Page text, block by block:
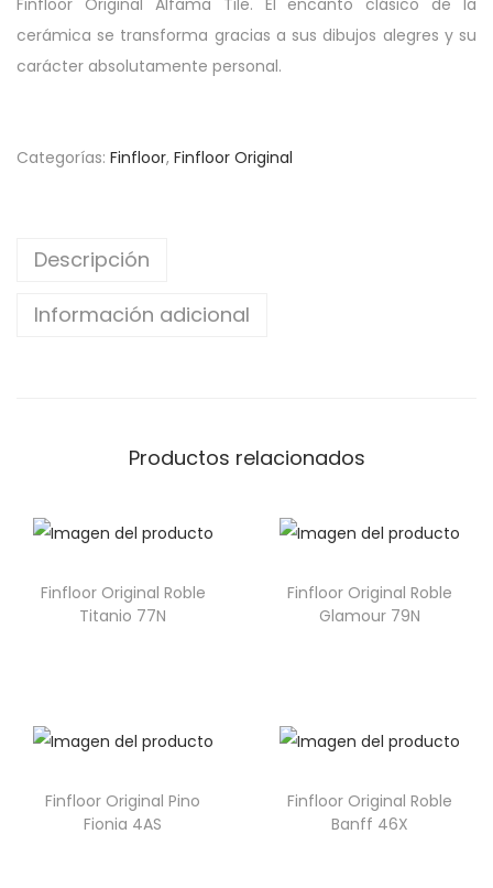
Finfloor Original Alfama Tile. El encanto clásico de la
cerámica se transforma gracias a sus dibujos alegres y su
carácter absolutamente personal.
Categorías: Finfloor, Finfloor Original
Descripción
Información adicional
Productos relacionados
Finfloor Original Roble
Titanio 77N
Finfloor Original Roble
Glamour 79N
Finfloor Original Pino
Fionia 4AS
Finfloor Original Roble
Banff 46X